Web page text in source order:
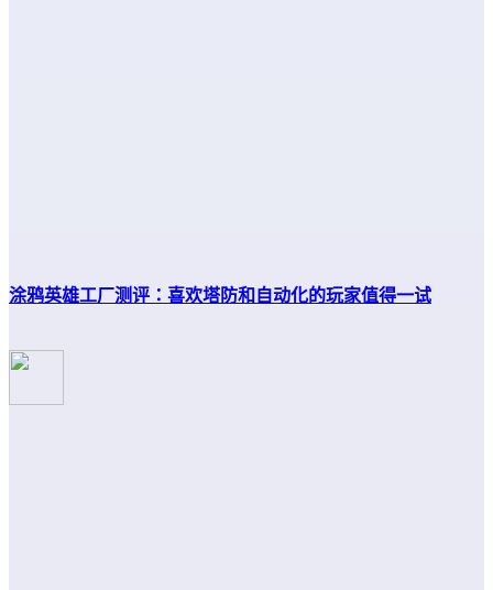
涂鸦英雄工厂测评：喜欢塔防和自动化的玩家值得一试